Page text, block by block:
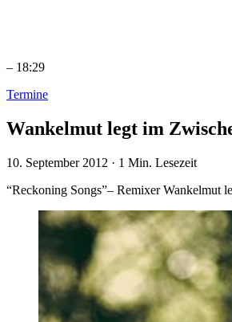
– 18:29
Termine
Wankelmut legt im
10. September 2012 · 1 Min. Lesezeit
“Reckoning Songs”– Remixer Wankelmut